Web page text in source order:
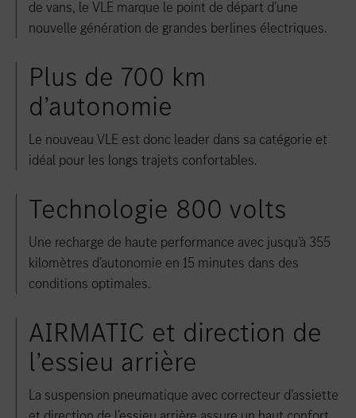
de vans, le VLE marque le point de départ d’une
nouvelle génération de grandes berlines électriques.
Plus de 700 km
d’autonomie
Le nouveau VLE est donc leader dans sa catégorie et
idéal pour les longs trajets confortables.
Technologie 800 volts
Une recharge de haute performance avec jusqu’à 355
kilomètres d’autonomie en 15 minutes dans des
conditions optimales.
AIRMATIC et direction de
l’essieu arrière
La suspension pneumatique avec correcteur d’assiette